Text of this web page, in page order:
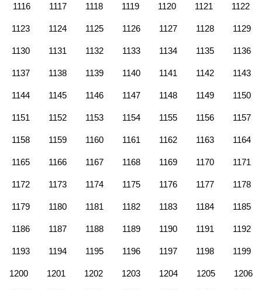
1116 1117 1118 1119 1120 1121 1122
1123 1124 1125 1126 1127 1128 1129
1130 1131 1132 1133 1134 1135 1136
1137 1138 1139 1140 1141 1142 1143
1144 1145 1146 1147 1148 1149 1150
1151 1152 1153 1154 1155 1156 1157
1158 1159 1160 1161 1162 1163 1164
1165 1166 1167 1168 1169 1170 1171
1172 1173 1174 1175 1176 1177 1178
1179 1180 1181 1182 1183 1184 1185
1186 1187 1188 1189 1190 1191 1192
1193 1194 1195 1196 1197 1198 1199
1200 1201 1202 1203 1204 1205 1206